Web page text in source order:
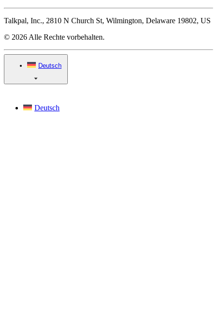
Talkpal, Inc., 2810 N Church St, Wilmington, Delaware 19802, US
© 2026 Alle Rechte vorbehalten.
Deutsch
Deutsch